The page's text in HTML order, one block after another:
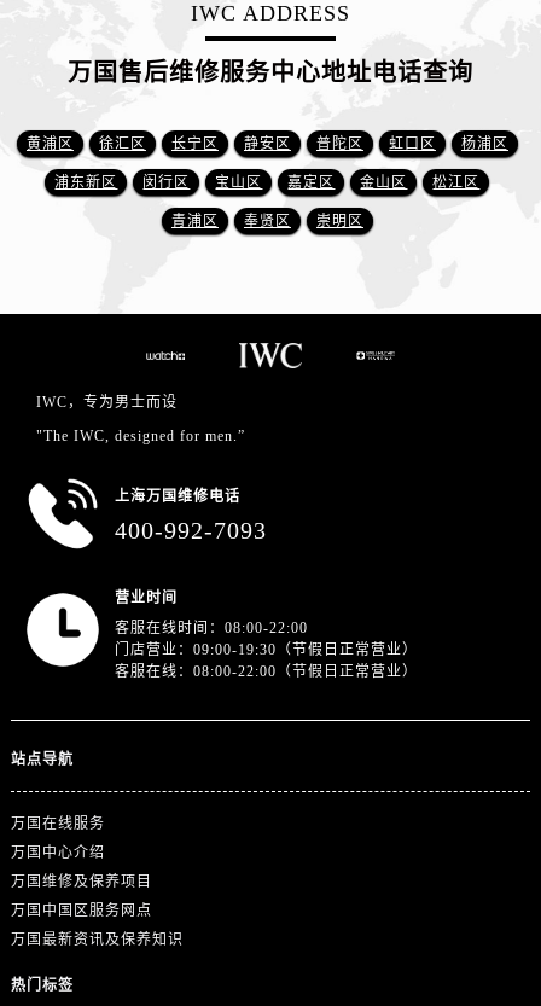
IWC ADDRESS
万国售后维修服务中心地址电话查询
黄浦区 徐汇区 长宁区 静安区 普陀区 虹口区 杨浦区
浦东新区 闵行区 宝山区 嘉定区 金山区 松江区
青浦区 奉贤区 崇明区
IWC，专为男士而设
"The IWC, designed for men.”
上海万国维修电话
400-992-7093
营业时间
客服在线时间：08:00-22:00
门店营业：09:00-19:30（节假日正常营业）
客服在线：08:00-22:00（节假日正常营业）
站点导航
万国在线服务
万国中心介绍
万国维修及保养项目
万国中国区服务网点
万国最新资讯及保养知识
热门标签